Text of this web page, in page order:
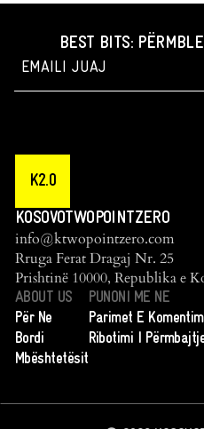
BEST BITS:
K2.0
KOSOVOTWOPOINTZERO
info@ktwopointzero.com
Rruga Ferat Dragaj Nr. 25
Prishtinë 10000, Republika e
ABOUT US
Për Ne
Bordi
Mbështetësit
PUNONI ME NE
Parimet E
Ribotimi I